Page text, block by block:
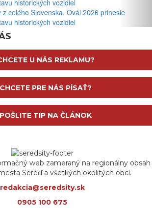
celého Slovenska. Ovál 2026 prinesie
historických vozidiel
U NÁS REKLAMU?
CHCETE PRE NÁS PÍSAŤ?
POŠLITE TIP NA ČLÁNOK
web zameraný na regionálny obsah
Sereď a všetkých okolitých obcí.
redakcia@seredsity.sk
0905 100 675